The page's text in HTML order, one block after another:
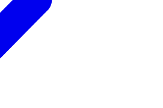
elke school kans om
voor een
jaarlijkse steekproef.